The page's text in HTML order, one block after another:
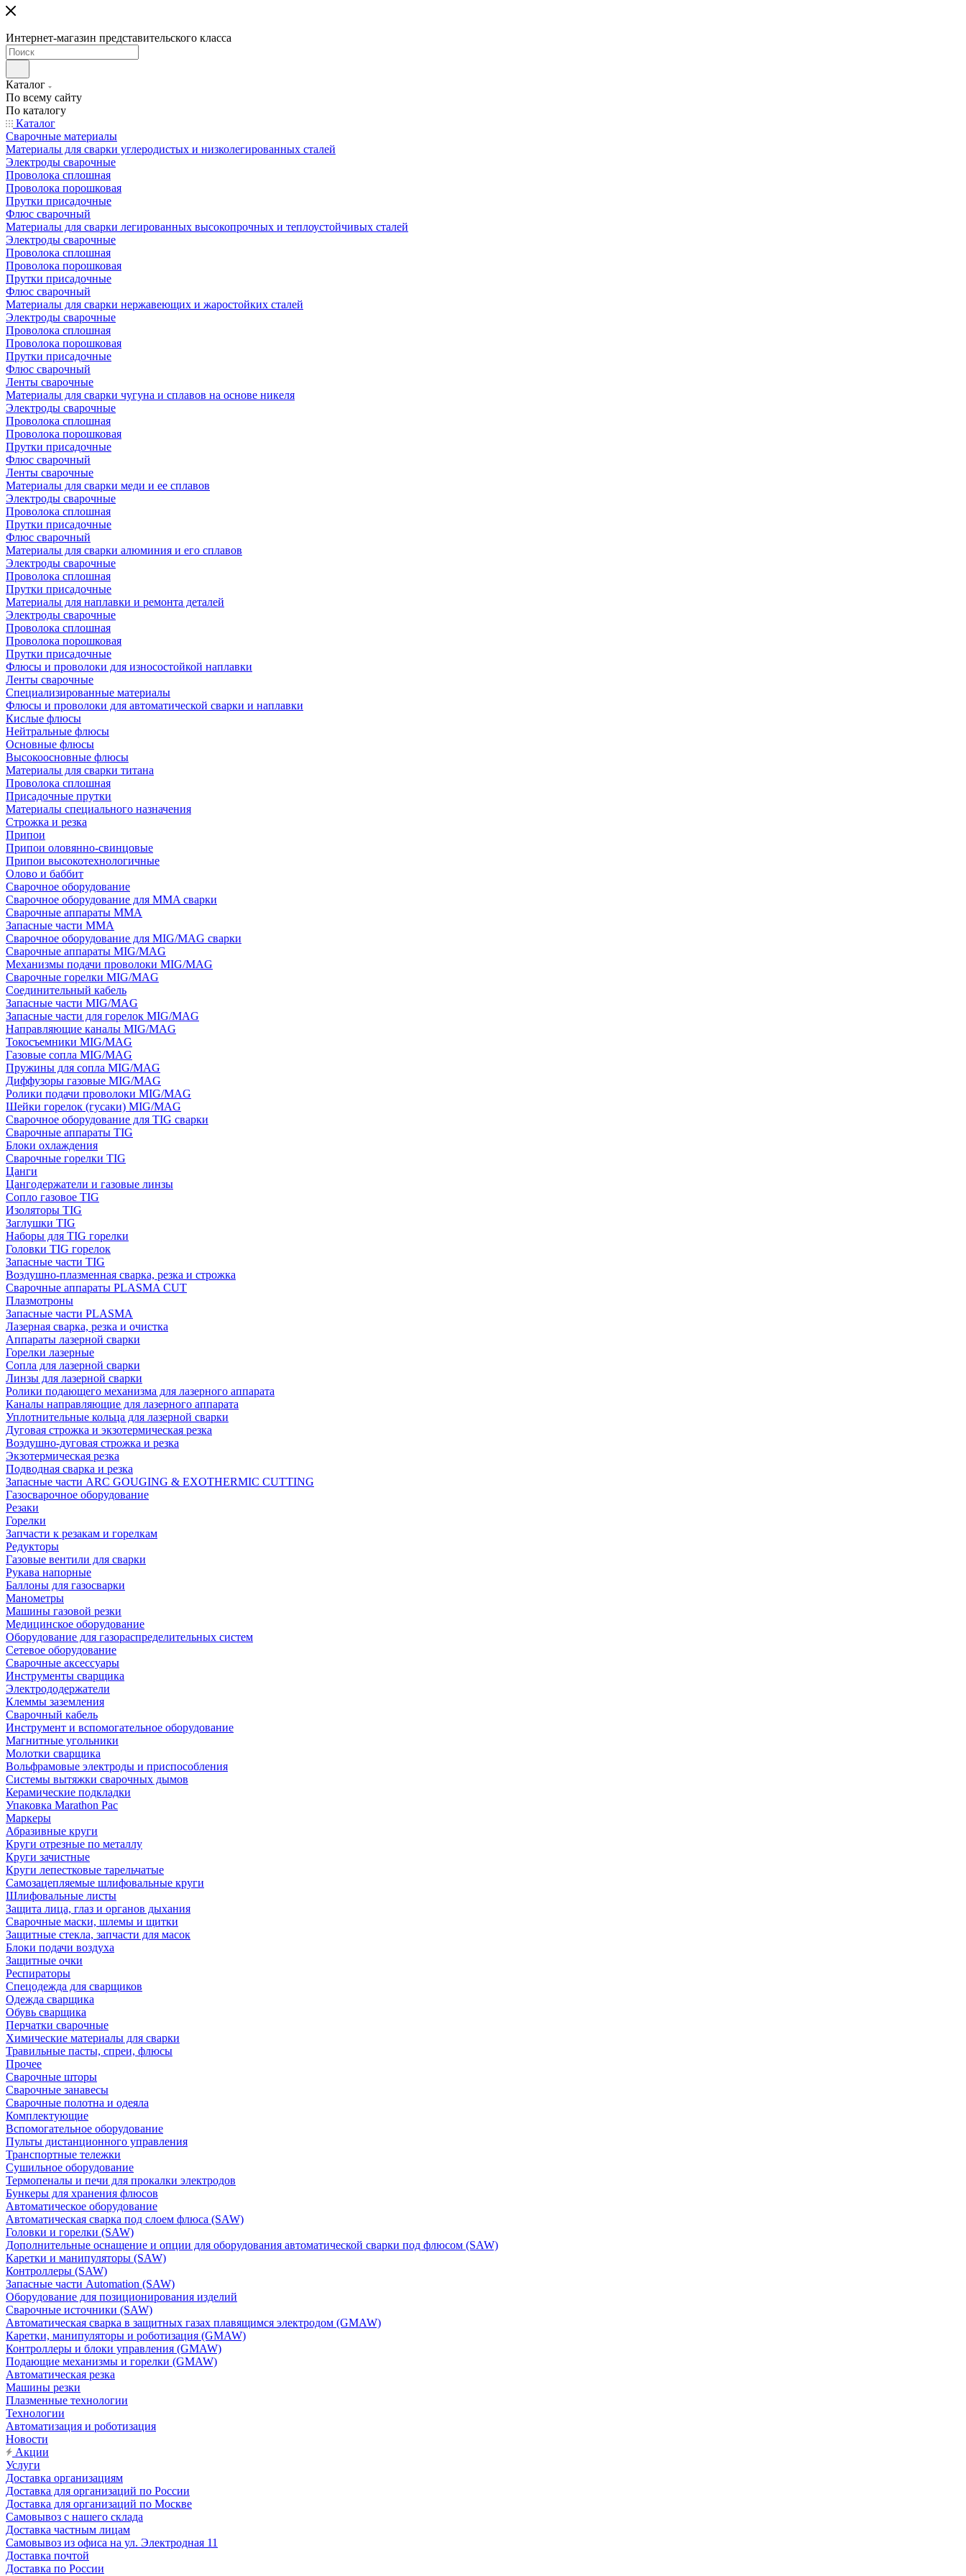
Интернет-магазин представительского класса
Каталог
По всему сайту
По каталогу
Каталог
Сварочные материалы
Материалы для сварки углеродистых и низколегированных сталей
Электроды сварочные
Проволока сплошная
Проволока порошковая
Прутки присадочные
Флюс сварочный
Материалы для сварки легированных высокопрочных и теплоустойчивых сталей
Электроды сварочные
Проволока сплошная
Проволока порошковая
Прутки присадочные
Флюс сварочный
Материалы для сварки нержавеющих и жаростойких сталей
Электроды сварочные
Проволока сплошная
Проволока порошковая
Прутки присадочные
Флюс сварочный
Ленты сварочные
Материалы для сварки чугуна и сплавов на основе никеля
Электроды сварочные
Проволока сплошная
Проволока порошковая
Прутки присадочные
Флюс сварочный
Ленты сварочные
Материалы для сварки меди и ее сплавов
Электроды сварочные
Проволока сплошная
Прутки присадочные
Флюс сварочный
Материалы для сварки алюминия и его сплавов
Электроды сварочные
Проволока сплошная
Прутки присадочные
Материалы для наплавки и ремонта деталей
Электроды сварочные
Проволока сплошная
Проволока порошковая
Прутки присадочные
Флюсы и проволоки для износостойкой наплавки
Ленты сварочные
Специализированные материалы
Флюсы и проволоки для автоматической сварки и наплавки
Кислые флюсы
Нейтральные флюсы
Основные флюсы
Высокоосновные флюсы
Материалы для сварки титана
Проволока сплошная
Присадочные прутки
Материалы специального назначения
Строжка и резка
Припои
Припои оловянно-свинцовые
Припои высокотехнологичные
Олово и баббит
Сварочное оборудование
Сварочное оборудование для MMA сварки
Сварочные аппараты MMA
Запасные части MMA
Сварочное оборудование для MIG/MAG сварки
Сварочные аппараты MIG/MAG
Механизмы подачи проволоки MIG/MAG
Сварочные горелки MIG/MAG
Соединительный кабель
Запасные части MIG/MAG
Запасные части для горелок MIG/MAG
Направляющие каналы MIG/MAG
Токосъемники MIG/MAG
Газовые сопла MIG/MAG
Пружины для сопла MIG/MAG
Диффузоры газовые MIG/MAG
Ролики подачи проволоки MIG/MAG
Шейки горелок (гусаки) MIG/MAG
Сварочное оборудование для TIG сварки
Сварочные аппараты TIG
Блоки охлаждения
Сварочные горелки TIG
Цанги
Цангодержатели и газовые линзы
Сопло газовое TIG
Изоляторы TIG
Заглушки TIG
Наборы для TIG горелки
Головки TIG горелок
Запасные части TIG
Воздушно-плазменная сварка, резка и строжка
Сварочные аппараты PLASMA CUT
Плазмотроны
Запасные части PLASMA
Лазерная сварка, резка и очистка
Аппараты лазерной сварки
Горелки лазерные
Сопла для лазерной сварки
Линзы для лазерной сварки
Ролики подающего механизма для лазерного аппарата
Каналы направляющие для лазерного аппарата
Уплотнительные кольца для лазерной сварки
Дуговая строжка и экзотермическая резка
Воздушно-дуговая строжка и резка
Экзотермическая резка
Подводная сварка и резка
Запасные части ARC GOUGING & EXOTHERMIC CUTTING
Газосварочное оборудование
Резаки
Горелки
Запчасти к резакам и горелкам
Редукторы
Газовые вентили для сварки
Рукава напорные
Баллоны для газосварки
Манометры
Машины газовой резки
Медицинское оборудование
Оборудование для газораспределительных систем
Сетевое оборудование
Сварочные аксессуары
Инструменты сварщика
Электрододержатели
Клеммы заземления
Сварочный кабель
Инструмент и вспомогательное оборудование
Магнитные угольники
Молотки сварщика
Вольфрамовые электроды и приспособления
Системы вытяжки сварочных дымов
Керамические подкладки
Упаковка Marathon Pac
Маркеры
Абразивные круги
Круги отрезные по металлу
Круги зачистные
Круги лепестковые тарельчатые
Самозацепляемые шлифовальные круги
Шлифовальные листы
Защита лица, глаз и органов дыхания
Сварочные маски, шлемы и щитки
Защитные стекла, запчасти для масок
Блоки подачи воздуха
Защитные очки
Респираторы
Спецодежда для сварщиков
Одежда сварщика
Обувь сварщика
Перчатки сварочные
Химические материалы для сварки
Травильные пасты, спреи, флюсы
Прочее
Сварочные шторы
Сварочные занавесы
Сварочные полотна и одеяла
Комплектующие
Вспомогательное оборудование
Пульты дистанционного управления
Транспортные тележки
Сушильное оборудование
Термопеналы и печи для прокалки электродов
Бункеры для хранения флюсов
Автоматическое оборудование
Автоматическая сварка под слоем флюса (SAW)
Головки и горелки (SAW)
Дополнительные оснащение и опции для оборудования автоматической сварки под флюсом (SAW)
Каретки и манипуляторы (SAW)
Контроллеры (SAW)
Запасные части Automation (SAW)
Оборудование для позиционирования изделий
Сварочные источники (SAW)
Автоматическая сварка в защитных газах плавящимся электродом (GMAW)
Каретки, манипуляторы и роботизация (GMAW)
Контроллеры и блоки управления (GMAW)
Подающие механизмы и горелки (GMAW)
Автоматическая резка
Машины резки
Плазменные технологии
Технологии
Автоматизация и роботизация
Новости
Акции
Услуги
Доставка организациям
Доставка для организаций по России
Доставка для организаций по Москве
Самовывоз с нашего склада
Доставка частным лицам
Самовывоз из офиса на ул. Электродная 11
Доставка почтой
Доставка по России